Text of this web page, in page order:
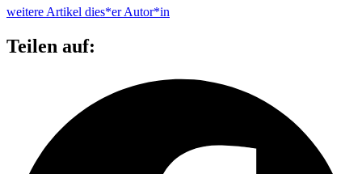
weitere Artikel dies*er Autor*in
Teilen auf: